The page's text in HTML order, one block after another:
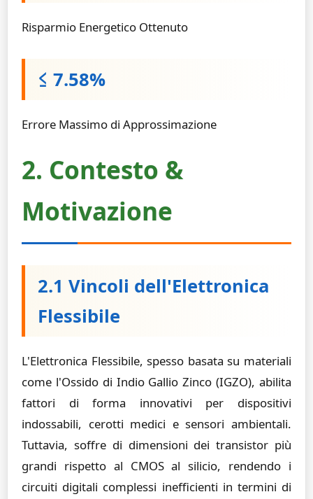
Risparmio Energetico Ottenuto
≤ 7.58%
Errore Massimo di Approssimazione
2. Contesto &
Motivazione
2.1 Vincoli dell'Elettronica
Flessibile
L'Elettronica Flessibile, spesso basata su materiali
come l'Ossido di Indio Gallio Zinco (IGZO), abilita
fattori di forma innovativi per dispositivi
indossabili, cerotti medici e sensori ambientali.
Tuttavia, soffre di dimensioni dei transistor più
grandi rispetto al CMOS al silicio, rendendo i
circuiti digitali complessi inefficienti in termini di